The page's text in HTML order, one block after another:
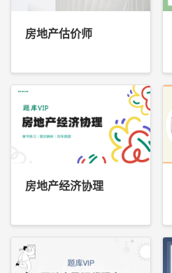
房地产估价师
房地产经济协理